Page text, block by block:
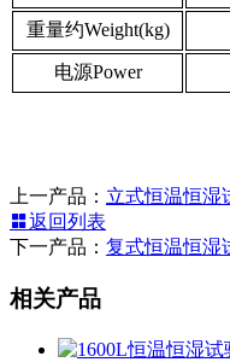
重量约Weight(kg)
电源Power
可根据客
上一产品： 立式恒温恒湿
返回列表
下一产品： 复式恒温恒湿
相关产品